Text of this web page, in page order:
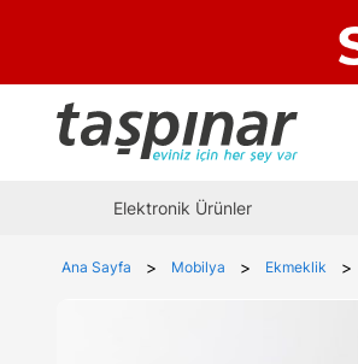
Elektronik Ürünler
Ana Sayfa > Mobilya > Ekmeklik >